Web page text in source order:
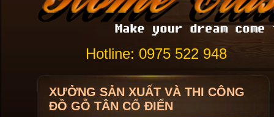
Hotline: 0975 522 948
XƯỞNG SẢN XUẤT VÀ THI CÔNG
ĐỒ GỖ TÂN CỔ ĐIỂN